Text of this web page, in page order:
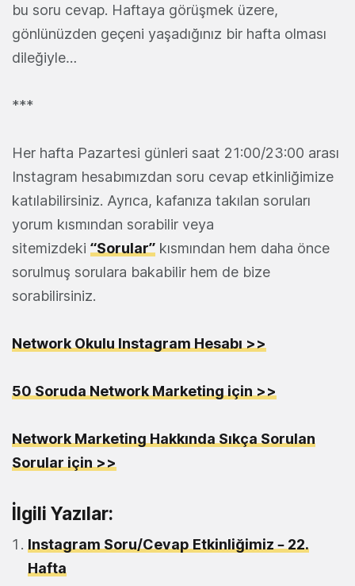
bu soru cevap. Haftaya görüşmek üzere,
gönlünüzden geçeni yaşadığınız bir hafta olması
dileğiyle…
***
Her hafta Pazartesi günleri saat 21:00/23:00 arası
Instagram hesabımızdan soru cevap etkinliğimize
katılabilirsiniz. Ayrıca, kafanıza takılan soruları
yorum kısmından sorabilir veya
sitemizdeki “Sorular” kısmından hem daha önce
sorulmuş sorulara bakabilir hem de bize
sorabilirsiniz.
Network Okulu Instagram Hesabı >>
50 Soruda Network Marketing için >>
Network Marketing Hakkında Sıkça Sorulan
Sorular için >>
İlgili Yazılar:
Instagram Soru/Cevap Etkinliğimiz – 22.
Hafta